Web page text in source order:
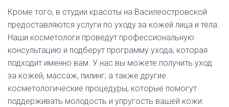
Кроме того, в студии красоты на Василеостровской
предоставляются услуги по уходу за кожей лица и тела.
Наши косметологи проведут профессиональную
консультацию и подберут программу ухода, которая
подходит именно вам. У нас вы можете получить уход
за кожей, массаж, пилинг, а также другие
косметологические процедуры, которые помогут
поддерживать молодость и упругость вашей кожи.